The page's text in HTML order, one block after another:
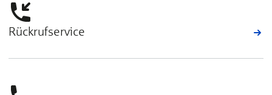
Rückrufservice